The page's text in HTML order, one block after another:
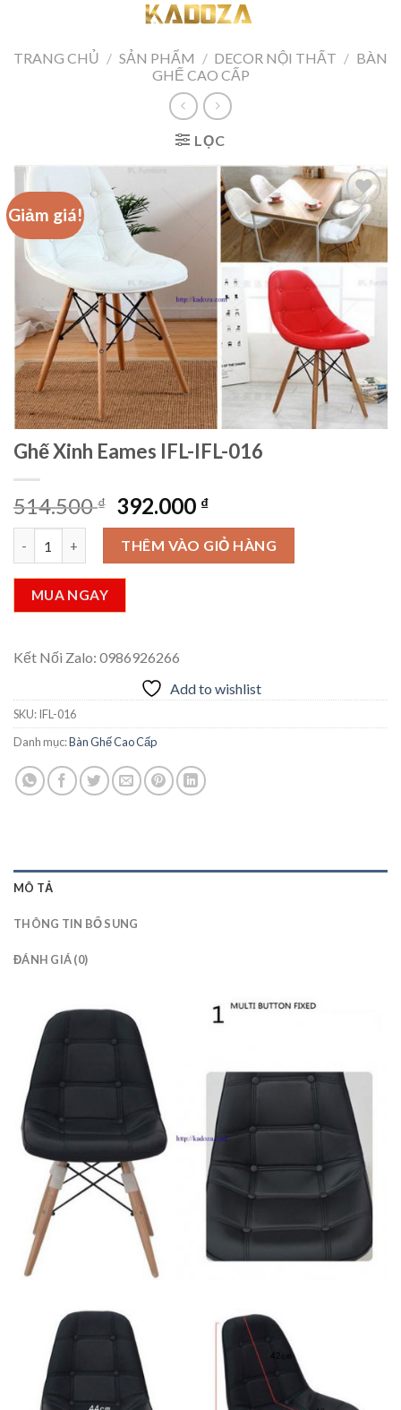
content
TRANG CHỦ / SẢN PHẨM / DECOR NỘI THẤT / BÀN
GHẾ CAO CẤP
LỌC
Giảm giá!
Add to
wishlist
Ghế Xinh Eames IFL-IFL-016
514.500₫ Giá
gốc
là:
514.500 ₫.
392.000 ₫Giá
hiện
tại
là:
Ghế Xinh Eames IFL-IFL-016 số lượng
THÊM VÀO GIỎ HÀNG
MUA NGAY
Kết Nối Zalo: 0986926266
Add to wishlist
SKU:IFL-016
Danh mục:Bàn Ghế Cao Cấp
MÔ TẢ
THÔNG TIN BỔ SUNG
ĐÁNH GIÁ (0)